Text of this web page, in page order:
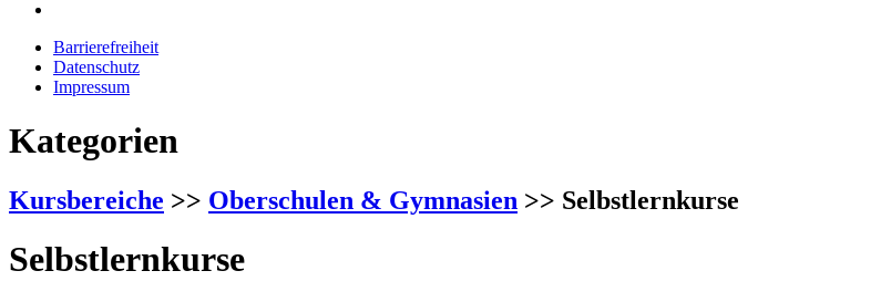
Barrierefreiheit
Datenschutz
Impressum
Kategorien
Kursbereiche >> Oberschulen & Gymnasien >> Selbstlernkurse
Selbstlernkurse